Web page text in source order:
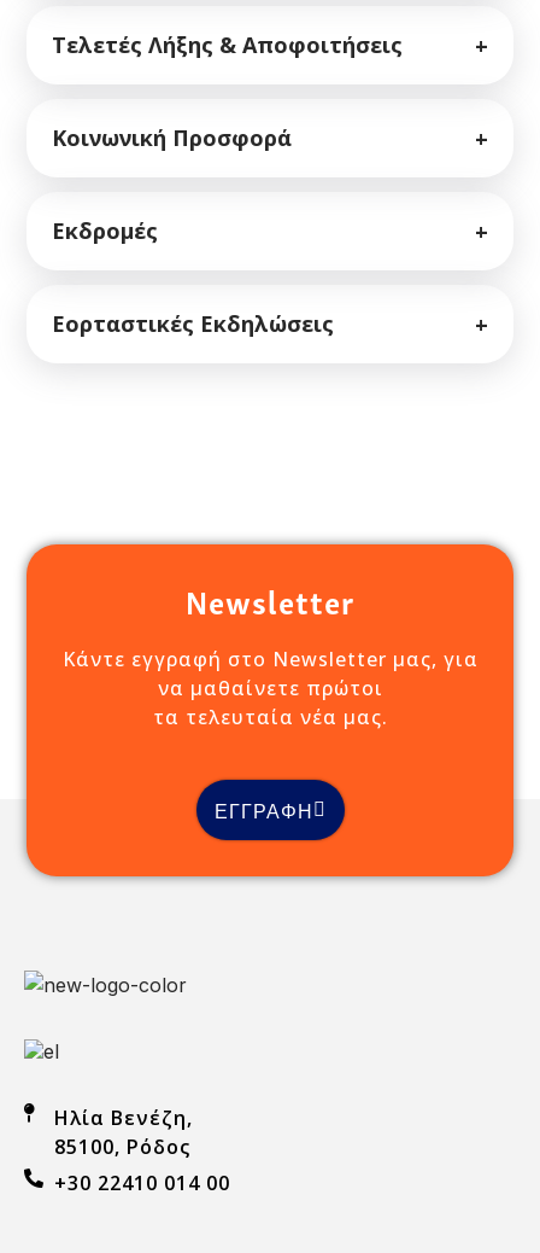
Τελετές Λήξης & Αποφοιτήσεις +
Κοινωνική Προσφορά +
Εκδρομές +
Εορταστικές Εκδηλώσεις +
Newsletter
Κάντε εγγραφή στο Newsletter μας, για
να μαθαίνετε πρώτοι
τα τελευταία νέα μας.
ΕΓΓΡΑΦΗ
Ηλία Βενέζη,
85100, Ρόδος
+30 22410 014 00